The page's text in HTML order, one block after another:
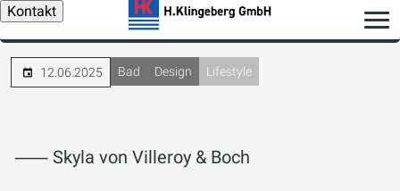
Kontakt
12.06.2025 Bad Design Lifestyle
⸺ Skyla von Villeroy & Boch